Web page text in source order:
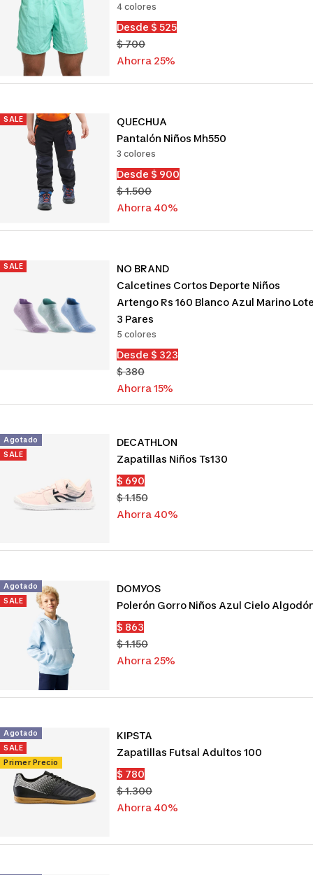
4 colores
Precio
de
venta
Desde $ 525
Precio
normal
$ 700
Ahorra 25%
SALE
QUECHUA
Pantalón Niños Mh550
3 colores
Precio
de
venta
Desde $ 900
Precio
normal
$ 1.500
Ahorra 40%
SALE
NO BRAND
Calcetines Cortos Deporte Niños
Artengo Rs 160 Blanco Azul Marino
3 Pares
5 colores
Precio
de
venta
Desde $ 323
Precio
normal
$ 380
Ahorra 15%
Agotado
SALE
DECATHLON
Zapatillas Niños Ts130
Precio
de
venta
$ 690
Precio
normal
$ 1.150
Ahorra 40%
Agotado
SALE
DOMYOS
Polerón Gorro Niños Azul Cielo
Precio
de
venta
$ 863
Precio
normal
$ 1.150
Ahorra 25%
Agotado
SALE
Primer Precio
KIPSTA
Zapatillas Futsal Adultos 100
Precio
de
venta
$ 780
Precio
normal
$ 1.300
Ahorra 40%